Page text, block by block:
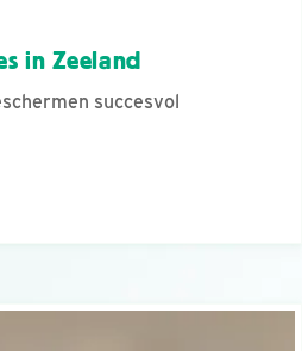
in Zeeland
succesvol